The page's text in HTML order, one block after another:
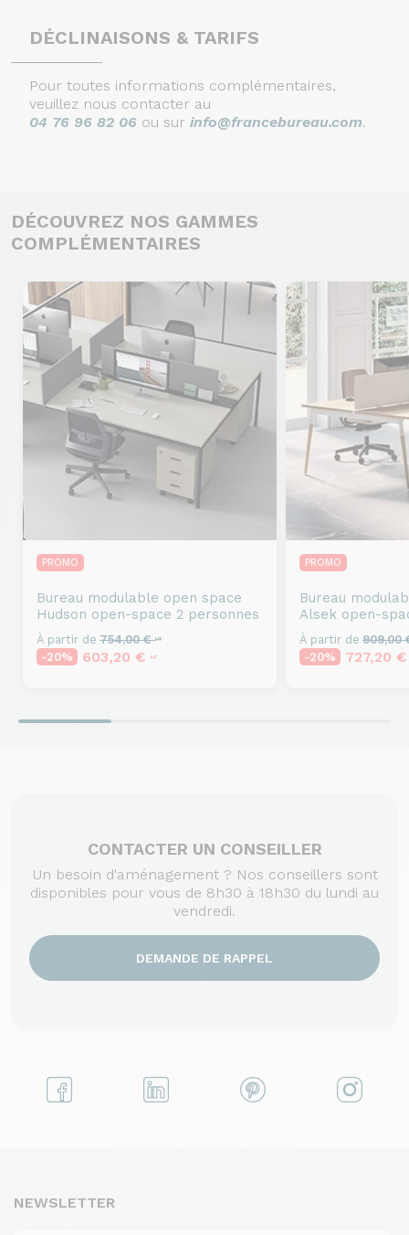
DÉCLINAISONS & TARIFS
Pour toutes informations complémentaires,
veuillez nous contacter au
04 76 96 82 06 ou sur info@francebureau.com.
DÉCOUVREZ NOS GAMMES
COMPLÉMENTAIRES
PROMO
Bureau modulable open space
Hudson open-space 2 personnes
À partir de 754,00 €HT
-20% 603,20 € HT
PROMO
Bureau
Alsek open-
À partir de 909,00
-20%
727,20
CONTACTER UN CONSEILLER
Un besoin d'aménagement ? Nos conseillers sont
disponibles pour vous de 8h30 à 18h30 du lundi au
vendredi.
DEMANDE DE RAPPEL
NEWSLETTER